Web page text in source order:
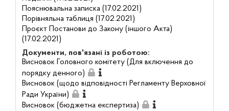
Пояснювальна записка (17.02.2021)
Порівняльна таблиця (17.02.2021)
Проєкт Постанови до Закону (іншого Акта)
(17.02.2021)
Документи, пов'язані із роботою:
Висновок Головного комітету (Для включення до
порядку денного)
Висновок (щодо відповідності Регламенту Верховної
Ради України)
Висновок (бюджетна експертиза)